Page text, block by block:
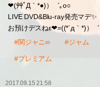
❤(艸ﾟД｀*●)）゛｡o○
LIVE DVD&Blu-ray発売マデ✨
お預けデスねε❤=((*´д｀*)）゛
#関ジャニ∞
#ジャム
#プレミアム
2017.09.15 21:58